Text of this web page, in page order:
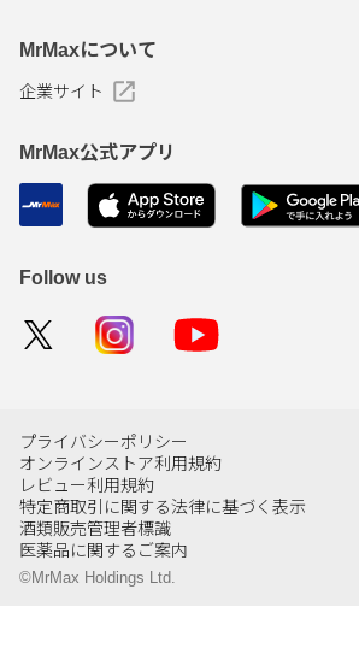
MrMaxについて
企業サイト
MrMax公式アプリ
Follow us
プライバシーポリシー
オンラインストア利用規約
レビュー利用規約
特定商取引に関する法律に基づく表示
酒類販売管理者標識
医薬品に関するご案内
©MrMax Holdings Ltd.